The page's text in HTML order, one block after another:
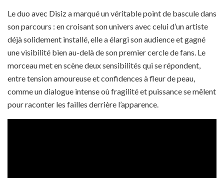
Le duo avec Disiz a marqué un véritable point de bascule dans
son parcours : en croisant son univers avec celui d’un artiste
déjà solidement installé, elle a élargi son audience et gagné
une visibilité bien au-delà de son premier cercle de fans. Le
morceau met en scène deux sensibilités qui se répondent,
entre tension amoureuse et confidences à fleur de peau,
comme un dialogue intense où fragilité et puissance se mêlent
pour raconter les failles derrière l’apparence.